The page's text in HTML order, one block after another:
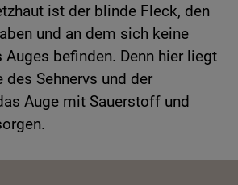
ist der blinde Fleck, den
und an dem sich keine
Auges befinden. Denn hier liegt
Sehnervs und der
Auge mit Sauerstoff und